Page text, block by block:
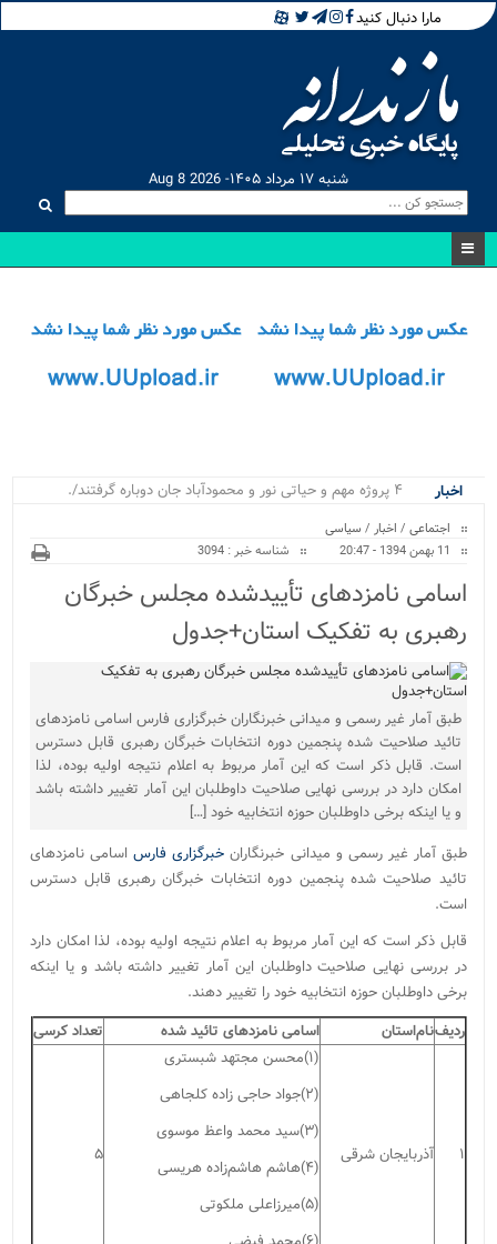
مارا دنبال کنید
شنبه ۱۷ مرداد ۱۴۰۵- Aug 8 2026
اخبار
۴ پروژه مهم و حیاتی نور و محمودآباد جان دوباره گرفتند/ از
اجتماعی / اخبار / سیاسی
شناسه خبر : 3094
اسامی نامزدهای تأییدشده مجلس خبرگان
رهبری به تفکیک استان+جدول
طبق آمار غیر رسمی و میدانی خبرنگاران خبرگزاری فارس اسامی نامزدهای
تائید صلاحیت شده پنجمین دوره انتخابات خبرگان رهبری قابل دسترس
است. قابل ذکر است که این آمار مربوط به اعلام نتیجه اولیه بوده، لذا
امکان دارد در بررسی نهایی صلاحیت داوطلبان این آمار تغییر داشته باشد
و یا اینکه برخی داوطلبان حوزه انتخابیه خود […]
طبق آمار غیر رسمی و میدانی خبرنگاران خبرگزاری فارساسامی نامزدهای
تائید صلاحیت شده پنجمین دوره انتخابات خبرگان رهبری قابل دسترس
است.
قابل ذکر است که این آمار مربوط به اعلام نتیجه اولیه بوده، لذا امکان دارد
در بررسی نهایی صلاحیت داوطلبان این آمار تغییر داشته باشد و یا اینکه
برخی داوطلبان حوزه انتخابیه خود را تغییر دهند.
ردیفنام‌استان اسامی نامزدهای تائید شده تعداد کرسی
۱ آذربایجان شرقی
(۱)محسن مجتهد شبستری
(۲)جواد حاجی زاده کلجاهی
(۳)سید محمد واعظ موسوی
(۴)هاشم هاشم‌زاده هریسی
(۵)میرزاعلی ملکوتی
۵